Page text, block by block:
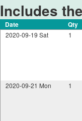
Includes
Date Qty
2020-09-19 Sat 1
2020-09-21 Mon 1